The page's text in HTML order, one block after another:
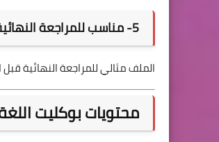
5- مناسب للمراجعة النهائية
الملف مثالي للمراجعة النهائية قبل
محتويات بوكليت اللغة